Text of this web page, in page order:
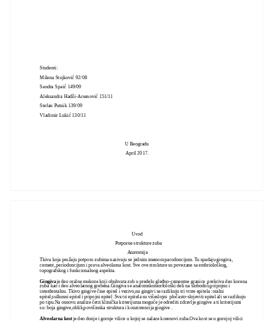
Studenti:
Milena Stojković 92/08
Sandra Spaić 149/09
Aleksandra Hadži-Arsenović 151/11
Stefan Putnik 139/09
Vladimir Lukić 130/11
U Beogradu
April 2017.
Uvod
Potporne strukture zuba
Anatomija
Tkiva koja pružaju potporu zubima nazivaju se jednim imenom parodoncijum. Tu spadaju gingiva,
cement, periodoncijum i prava alveolarna kost. Sve ove strukture su povezane sa embriološkog,
topografskog i funkcionalnog aspekta.
Gingivaje deo oralne mukoze koji obuhvata zub u predelu gleđno-cementne granice ,prekriva deo korena
zuba kao i deo alveolarnog grebena.Gingiva se anatomskomorfološki deli na slobodnu,pripojnu i
interdentalnu. Tkivo gingive čine epitel i vezivo,na gingivi se razlikuju tri vrste epitela :oralni
epitel,sulkusni epitel i pripojni epitel .Sva tri epitela su višeslojni pločasto-slojeviti epitel ali se razlikuju
po tipu.Na osnovu analize četri klinička kriterijuma moguće je odrediti zdravlje gingive a ti kriterijumi
su :boja gingive,oblik,površinska struktura i konzistencija gingive .
Alveolarna kostje deo donje i gornje vilice u kojoj se nalaze korenovi zuba.Ova kost se u gornjoj vilici